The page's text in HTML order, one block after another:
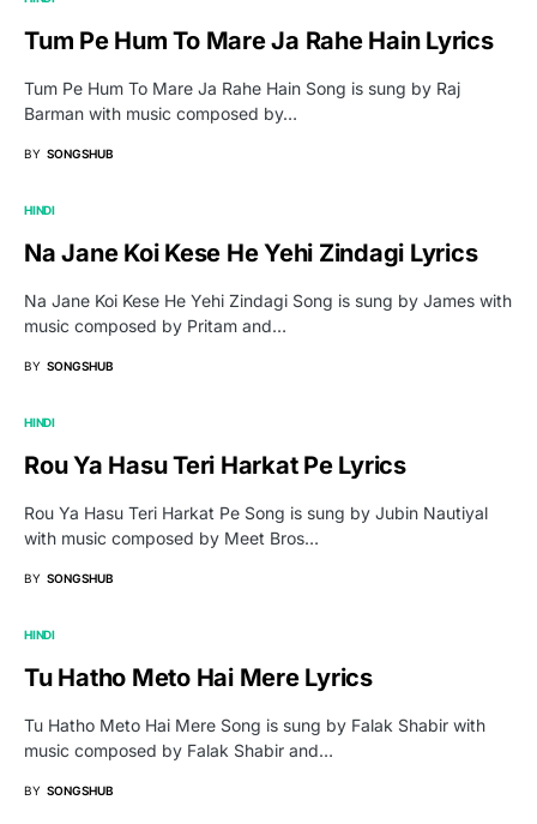
Tum Pe Hum To Mare Ja Rahe Hain Lyrics
Tum Pe Hum To Mare Ja Rahe Hain Song is sung by Raj
Barman with music composed by…
BY SONGSHUB
HINDI
Na Jane Koi Kese He Yehi Zindagi Lyrics
Na Jane Koi Kese He Yehi Zindagi Song is sung by James with
music composed by Pritam and…
BY SONGSHUB
HINDI
Rou Ya Hasu Teri Harkat Pe Lyrics
Rou Ya Hasu Teri Harkat Pe Song is sung by Jubin Nautiyal
with music composed by Meet Bros…
BY SONGSHUB
HINDI
Tu Hatho Meto Hai Mere Lyrics
Tu Hatho Meto Hai Mere Song is sung by Falak Shabir with
music composed by Falak Shabir and…
BY SONGSHUB